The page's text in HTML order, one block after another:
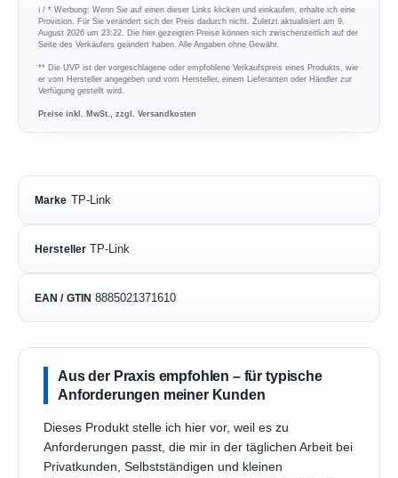
ℹ︎ / * Werbung: Wenn Sie auf einen dieser Links klicken und einkaufen, erhalte ich eine
Provision. Für Sie verändert sich der Preis dadurch nicht. Zuletzt aktualisiert am 9.
August 2026 um 23:22. Die hier gezeigten Preise können sich zwischenzeitlich auf der
Seite des Verkäufers geändert haben. Alle Angaben ohne Gewähr.
** Die UVP ist der vorgeschlagene oder empfohlene Verkaufspreis eines Produkts, wie
er vom Hersteller angegeben und vom Hersteller, einem Lieferanten oder Händler zur
Verfügung gestellt wird.
Preise inkl. MwSt., zzgl. Versandkosten
Marke TP-Link
Hersteller TP-Link
EAN / GTIN 8885021371610
Aus der Praxis empfohlen – für typische
Anforderungen meiner Kunden
Dieses Produkt stelle ich hier vor, weil es zu
Anforderungen passt, die mir in der täglichen Arbeit bei
Privatkunden, Selbstständigen und kleinen